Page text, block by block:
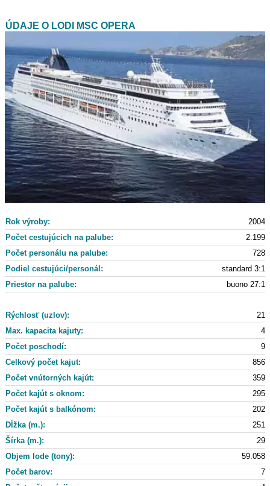
ÚDAJE O LODI MSC OPERA
Rok výroby:
2004
Počet cestujúcich na palube:
2.199
Počet personálu na palube:
728
Podiel cestujúci/personál:
standard 3:1
Priestor na palube:
buono 27:1
21
Rýchlosť (uzlov):
4
Max. kapacita kajuty:
Počet poschodí:
9
Celkový počet kajut:
856
Počet vnútorných kajút:
359
Počet kajút s oknom:
295
Počet kajút s balkónom:
202
Dĺžka (m.):
251
Šírka (m.):
29
Objem lode (tony):
59.058
Počet barov:
7